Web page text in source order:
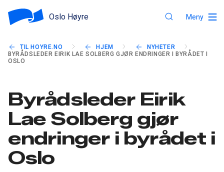
Oslo Høyre Meny
TIL HOYRE.NO HJEM
NYHETER
BYRÅDSLEDER EIRIK LAE SOLBERG GJØR ENDRINGER I BYRÅDET I
OSLO
Byrådsleder Eirik
Lae Solberg gjør
endringer i byrådet i
Oslo